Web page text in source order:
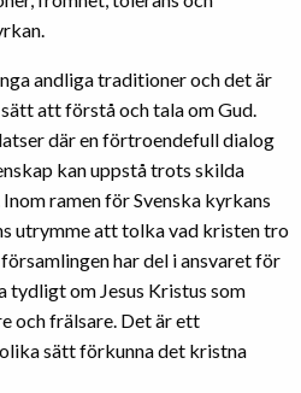
andliga traditioner och det är
att förstå och tala om Gud.
där en förtroendefull dialog
kan uppstå trots skilda
ramen för Svenska kyrkans
utrymme att tolka vad kristen tro
har del i ansvaret för
tydligt om Jesus Kristus som
och frälsare. Det är ett
sätt förkunna det kristna